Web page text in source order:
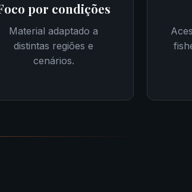
por condições
Material adaptado a
distintas regiões e
cenários.